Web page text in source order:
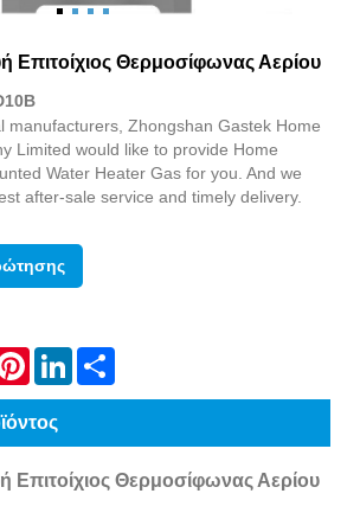
Επιτοίχιος Θερμοσίφωνας Αερίου
manufacturers, Zhongshan Gastek Home
Limited would like to provide Home
Water Heater Gas for you. And we
after-sale service and timely delivery.
PinterestLinkedIn
Επιτοίχιος Θερμοσίφωνας Αερίου